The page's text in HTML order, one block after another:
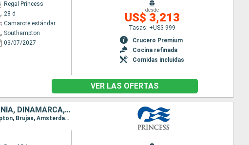
Regal Princess
28 d
Camarote estándar
Southampton
03/07/2027
desde
US$ 3,213
Tasas: +US$ 999
Crucero Premium
Cocina refinada
Comidas incluidas
VER LAS OFERTAS
REINO UNIDO, CANADÁ, IRLANDA, BÉLGICA, PAISES BAJOS, ALEMANIA, DINAMARCA, NORUEGA, ISLANDIA
Itinerario : Southampton, Cornwall, Cork, Dun Laoghaire, Belfast, Greenock, Southampton, Brujas, Amsterdam, Hamburgo, Skagen, Copenhague, Kristiansund, Skagen, Stavanger, Nordfjordeid, Molde, Akureyri, Isafjordhur, Grundarfjordur, Reykjavik, Grundarfjordur, Isafjordhur, Akureyri, Seydisfjordhur, Stornoway, Greenock, Portland, Southampton